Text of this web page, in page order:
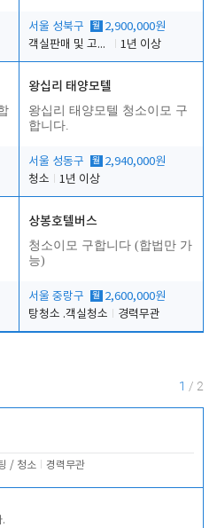
서울 성북구 월 2,900,000원
객실판매 및 고객응대
1년 이상
왕십리 태양모텔
왕십리 태양모텔 청소이모 구
합니다.
서울 성동구 월 2,940,000원
청소
1년 이상
상봉호텔버스
청소이모 구합니다 (합법만 가
능)
서울 중랑구 월 2,600,000원
탕청소 .객실청소
경력무관
1 / 2
/ 청소 경력무관
.